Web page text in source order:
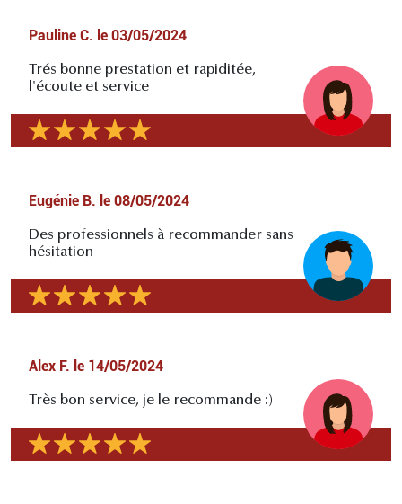
Pauline C. le 03/05/2024
Trés bonne prestation et rapiditée,
l'écoute et service
Eugénie B. le 08/05/2024
Des professionnels à recommander sans
hésitation
Alex F. le 14/05/2024
Très bon service, je le recommande :)